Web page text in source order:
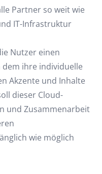
Partner so weit wie
IT-Infrastruktur
Nutzer einen
dem ihre individuelle
Akzente und Inhalte
dieser Cloud-
und Zusammenarbeit
wie möglich